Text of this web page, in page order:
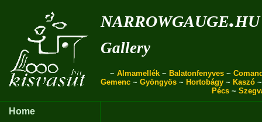
narrowgauge.hu
Gallery
~ Almamellék ~ Balatonfenyves ~
Gemenc ~ Gyöngyös ~ Hortobágy ~ Kaszó
Pécs ~
Home